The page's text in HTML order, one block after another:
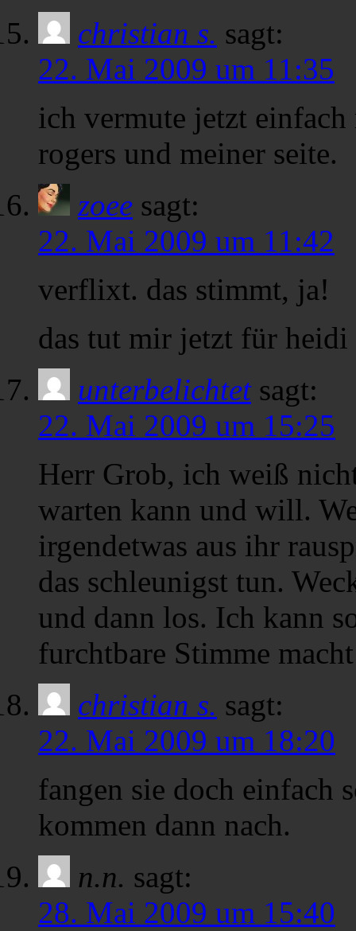
christian s. sagt:
22. Mai 2009 um 11:35
ich vermute jetzt
rogers und meiner seite.
zoee sagt:
22. Mai 2009 um 11:42
verflixt. das stimmt, ja!
das tut mir jetzt für
unterbelichtet sagt:
22. Mai 2009 um 15:25
Herr Grob, ich weiß
warten kann und will.
irgendetwas aus ihr
das schleunigst tun.
und dann los. Ich kann
furchtbare Stimme
christian s. sagt:
22. Mai 2009 um 18:20
fangen sie doch einfach
kommen dann nach.
n.n. sagt:
28. Mai 2009 um 15:40